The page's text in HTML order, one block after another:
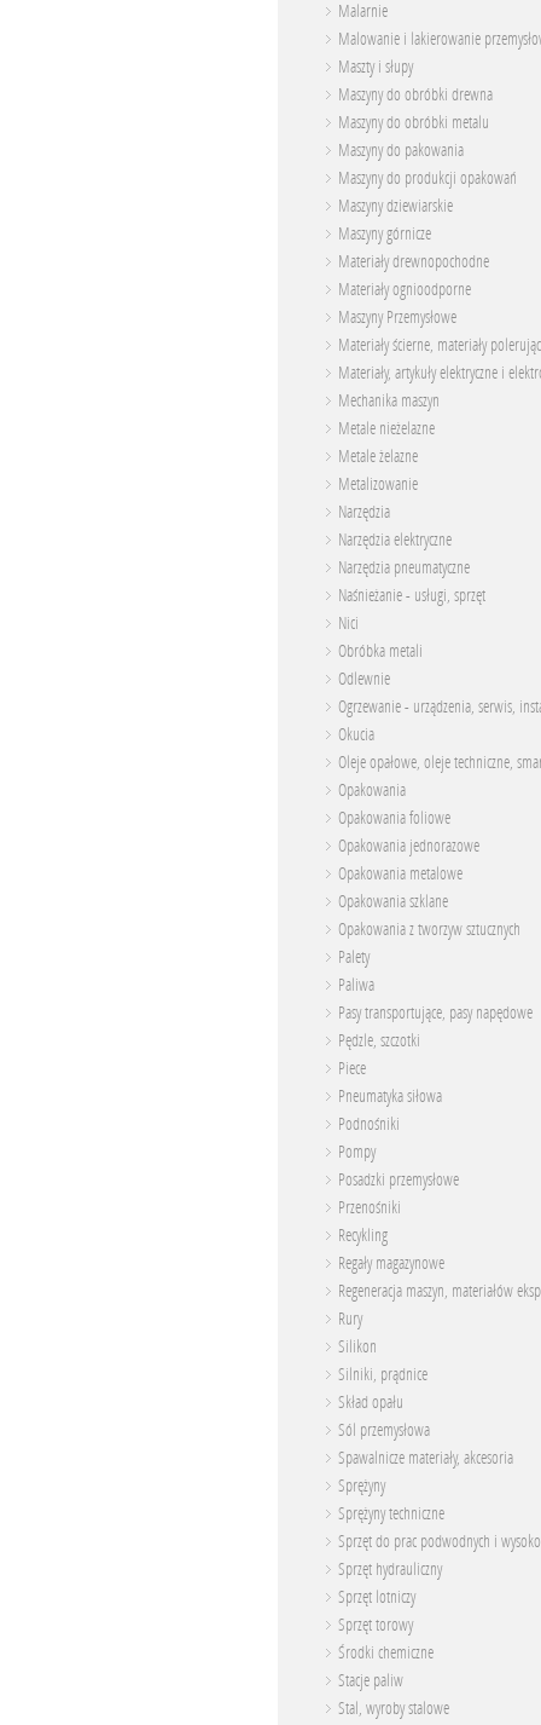
Malarnie
Malowanie i lakierowanie
Maszty i słupy
Maszyny do obróbki drewna
Maszyny do obróbki metalu
Maszyny do pakowania
Maszyny do produkcji opakowań
Maszyny dziewiarskie
Maszyny górnicze
Materiały drewnopochodne
Materiały ognioodporne
Maszyny Przemysłowe
Materiały ścierne, materiały
Materiały, artykuły elektryczne i
Mechanika maszyn
Metale nieżelazne
Metale żelazne
Metalizowanie
Narzędzia
Narzędzia elektryczne
Narzędzia pneumatyczne
Naśnieżanie - usługi, sprzęt
Nici
Obróbka metali
Odlewnie
Ogrzewanie - urządzenia, serwis,
Okucia
Oleje opałowe, oleje techniczne,
Opakowania
Opakowania foliowe
Opakowania jednorazowe
Opakowania metalowe
Opakowania szklane
Opakowania z tworzyw sztucznych
Palety
Paliwa
Pasy transportujące, pasy napędowe
Pędzle, szczotki
Piece
Pneumatyka siłowa
Podnośniki
Pompy
Posadzki przemysłowe
Przenośniki
Recykling
Regały magazynowe
Regeneracja maszyn, materiałów
Rury
Silikon
Silniki, prądnice
Skład opału
Sól przemysłowa
Spawalnicze materiały, akcesoria
Sprężyny
Sprężyny techniczne
Sprzęt do prac podwodnych i
Sprzęt hydrauliczny
Sprzęt lotniczy
Sprzęt torowy
Środki chemiczne
Stacje paliw
Stal, wyroby stalowe